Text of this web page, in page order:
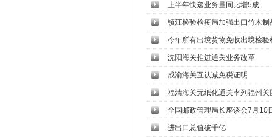
上半年快递业务量同比增5成
镇江检验检疫局加强出口竹木制
今年所有出境货物免收出境检验
沈阳海关推进通关业务改革
成渝海关互认减免税证明
福清海关无纸化通关率列福州关
全国邮政管理局长座谈会7月10
进出口总值破千亿